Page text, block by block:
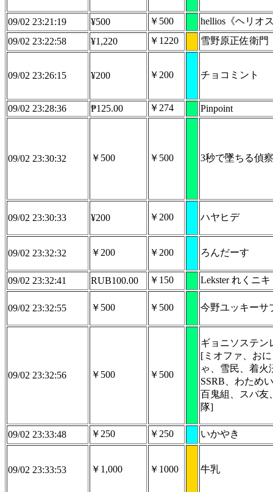
09/02 23:21:19 ¥500 ￥500
hellios《ヘリオ
09/02 23:22:58
¥1,220 ￥1220 雪野原正佐衛門
09/02 23:26:15 ¥200 ￥200 チョコミント
09/02 23:28:36 ₱125.00 ￥274 Pinpoint
09/02 23:30:32 ￥500 ￥500 3秒で墜ちる偵
09/02 23:30:33 ¥200 ￥200 ハヤヒデ
09/02 23:32:32 ￥200 ￥200 ろんだーす
09/02 23:32:41 RUB100.00 ￥150 Lekster れくニ
09/02 23:32:55 ￥500 ￥500 今野ユッキーサ
09/02 23:32:56 ￥500 ￥500
ギョニソステン
[ミオファ、お
ゃ、雪民、着火
SSRB、わため
百鬼組、スバ友
隊]
09/02 23:33:48 ￥250 ￥250 いかやき
09/02 23:33:53 ￥1,000 ￥1000 牛乳